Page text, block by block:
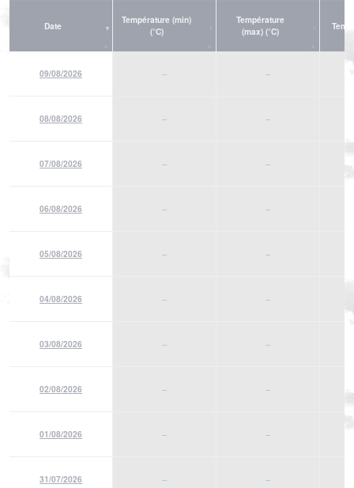
Date
Température (min)
(°C)
Température
(max) (°C)
09/08/2026 -- --
08/08/2026 -- --
07/08/2026 -- --
06/08/2026 -- --
05/08/2026 -- --
04/08/2026 -- --
03/08/2026 -- --
02/08/2026 -- --
01/08/2026 -- --
31/07/2026 -- --